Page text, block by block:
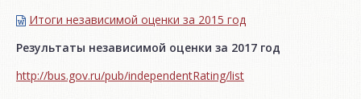
Итоги независимой oценки за 2015 год
Результаты независимой оценки за 2017 год
http://bus.gov.ru/pub/independentRating/list